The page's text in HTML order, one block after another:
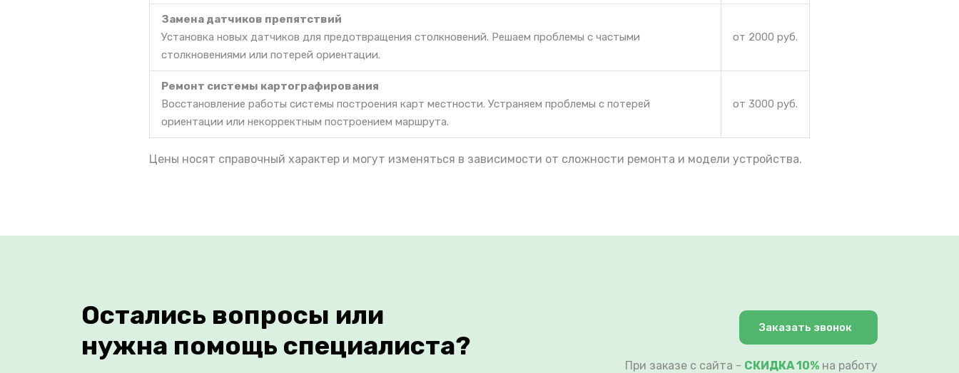
Замена датчиков препятствий
Установка новых датчиков для предотвращения столкновений. Решаем проблемы с частыми
столкновениями или потерей ориентации.
от 2000 руб.
Ремонт системы картографирования
Восстановление работы системы построения карт местности. Устраняем проблемы с потерей
ориентации или некорректным построением маршрута.
от 3000 руб.
Цены носят справочный характер и могут изменяться в зависимости от сложности ремонта и модели устройства.
Остались вопросы или
нужна помощь специалиста?
Заказать звонок
При заказе с сайта - СКИДКА 10% на работу